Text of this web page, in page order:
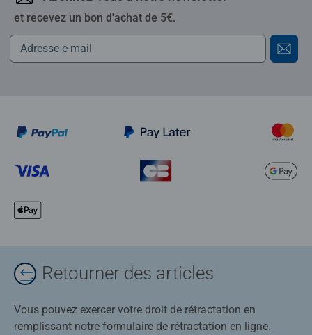
et recevez un bon d'achat de 5€.
Retourner des articles
Vous pouvez exercer votre droit de rétractation en
remplissant notre formulaire de rétractation en ligne.